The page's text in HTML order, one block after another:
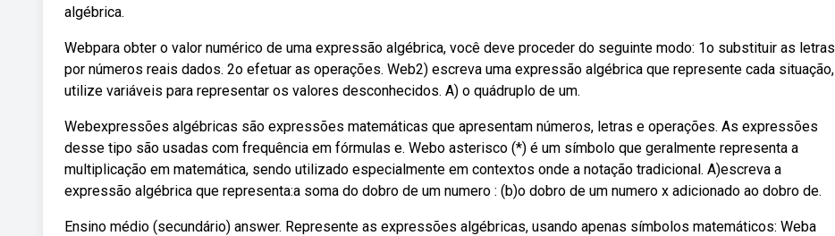
algébrica.
Webpara obter o valor numérico de uma expressão algébrica, você deve proceder do seguinte modo: 1o substituir as letras
por números reais dados. 2o efetuar as operações. Web2) escreva uma expressão algébrica que represente cada situação,
utilize variáveis para representar os valores desconhecidos. A) o quádruplo de um.
Webexpressões algébricas são expressões matemáticas que apresentam números, letras e operações. As expressões
desse tipo são usadas com frequência em fórmulas e. Webo asterisco (*) é um símbolo que geralmente representa a
multiplicação em matemática, sendo utilizado especialmente em contextos onde a notação tradicional. A)escreva a
expressão algébrica que representa:a soma do dobro de um numero : (b)o dobro de um numero x adicionado ao dobro de.
Ensino médio (secundário) answer. Represente as expressões algébricas, usando apenas símbolos matemáticos: Weba